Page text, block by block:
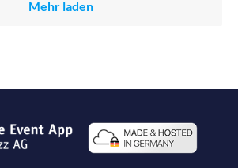
Mehr laden